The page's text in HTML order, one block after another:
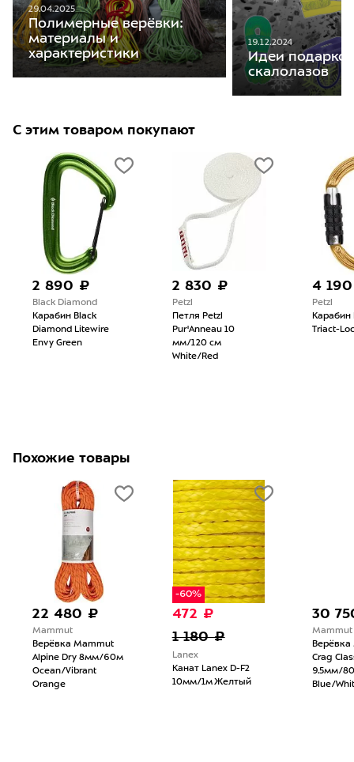
29.04.2025
Полимерные верёвки:
материалы и
характеристики
19.12.2024
Идеи
скалолазов
С этим товаром покупают
2 890 ₽
Black Diamond
Карабин Black
Diamond Litewire
Envy Green
2 830 ₽
Petzl
Петля Petzl
Pur'Anneau 10
мм/120 см
White/Red
4
Petzl
Карабин
Triact-
Похожие товары
22 480 ₽
Mammut
Верёвка Mammut
Alpine Dry 8мм/60м
Ocean/Vibrant
Orange
-60%
472 ₽
1 180 ₽
Lanex
Канат Lanex D-F2
10мм/1м Желтый
30
Mammut
Crag
9.5мм/
Blue/